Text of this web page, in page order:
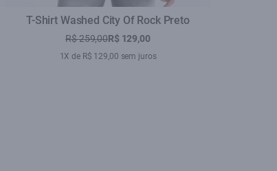
T-Shirt Washed City Of Rock Preto
R$ 259,00R$ 129,00
1X de R$ 129,00 sem juros